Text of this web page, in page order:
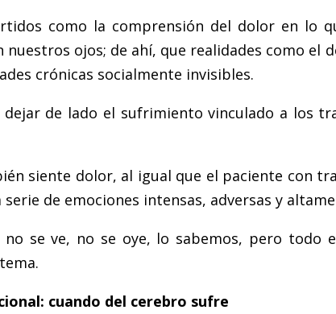
como la comprensión del dolor en lo
nuestros ojos; de ahí, que realidades como
crónicas socialmente invisibles.
de lado el sufrimiento vinculado a los
siente dolor, al igual que el paciente con
de emociones intensas, adversas y
se ve, no se oye, lo sabemos, pero
cuando del cerebro sufre